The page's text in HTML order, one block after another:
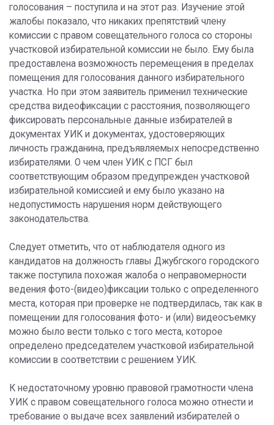
голосования – поступила и на этот раз. Изучение этой
жалобы показало, что никаких препятствий члену
комиссии с правом совещательного голоса со стороны
участковой избирательной комиссии не было. Ему была
предоставлена возможность перемещения в пределах
помещения для голосования данного избирательного
участка. Но при этом заявитель применил технические
средства видеофиксации с расстояния, позволяющего
фиксировать персональные данные избирателей в
документах УИК и документах, удостоверяющих
личность гражданина, предъявляемых непосредственно
избирателями. О чем член УИК с ПСГ был
соответствующим образом предупрежден участковой
избирательной комиссией и ему было указано на
недопустимость нарушения норм действующего
законодательства.
Следует отметить, что от наблюдателя одного из
кандидатов на должность главы Джубгского городского
также поступила похожая жалоба о неправомерности
ведения фото-(видео)фиксации только с определенного
места, которая при проверке не подтвердилась, так как в
помещении для голосования фото- и (или) видеосъемку
можно было вести только с того места, которое
определено председателем участковой избирательной
комиссии в соответствии с решением УИК.
К недостаточному уровню правовой грамотности члена
УИК с правом совещательного голоса можно отнести и
требование о выдаче всех заявлений избирателей о